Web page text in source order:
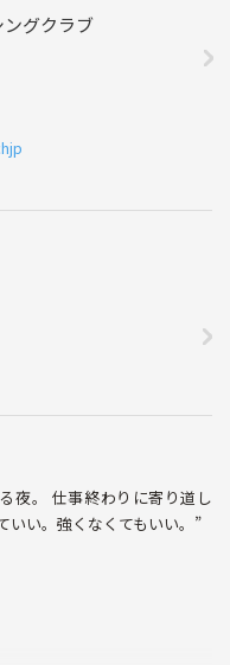
グクラブ
夜。 仕事終わりに寄り道し
いい。強くなくてもいい。”